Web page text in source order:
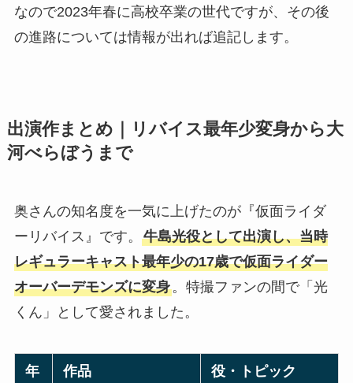
なので2023年春に高校卒業の世代ですが、その後
の進路については情報が出れば追記します。
出演作まとめ｜リバイス最年少変身から大
河べらぼうまで
奥さんの知名度を一気に上げたのが『仮面ライダ
ーリバイス』です。 牛島光役として出演し、当時
レギュラーキャスト最年少の17歳で仮面ライダー
オーバーデモンズに変身。特撮ファンの間で「光
くん」として愛されました。
年 作品 役・トピック